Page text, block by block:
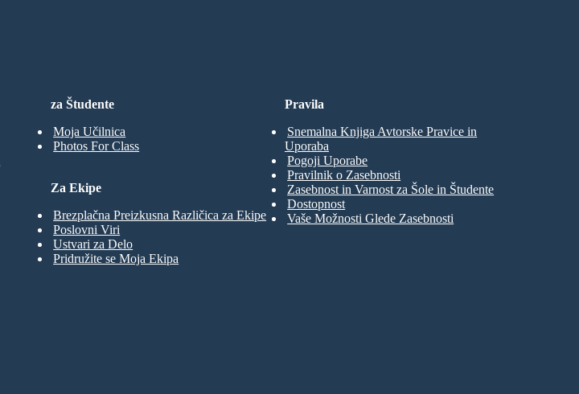
za Študente
Moja Učilnica
Photos For Class
Za Ekipe
Brezplačna Preizkusna Različica za Ekipe
Poslovni Viri
Ustvari za Delo
Pridružite se Moja Ekipa
Pravila
Snemalna Knjiga Avtorske Pravice in
Uporaba
Pogoji Uporabe
Pravilnik o Zasebnosti
Zasebnost in Varnost za Šole in Študente
Dostopnost
Vaše Možnosti Glede Zasebnosti